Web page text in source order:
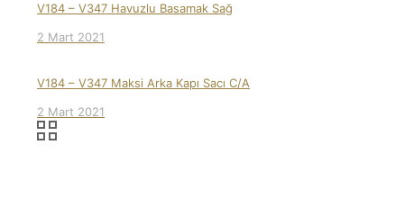
V184 – V347 Havuzlu Basamak Sağ
2 Mart 2021
V184 – V347 Maksi Arka Kapı Sacı C/A
2 Mart 2021